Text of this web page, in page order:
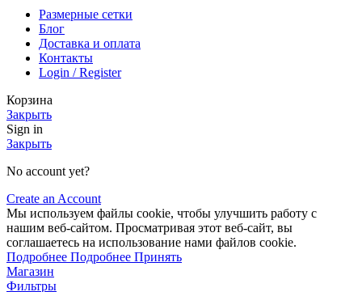
Размерные сетки
Блог
Доставка и оплата
Контакты
Login / Register
Корзина
Закрыть
Sign in
Закрыть
No account yet?
Create an Account
Мы используем файлы cookie, чтобы улучшить работу с
нашим веб-сайтом. Просматривая этот веб-сайт, вы
соглашаетесь на использование нами файлов cookie.
Подробнее Подробнее Принять
Магазин
Фильтры